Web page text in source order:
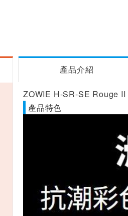
產品介紹
ZOWIE H-SR-SE Rouge II
產品特色